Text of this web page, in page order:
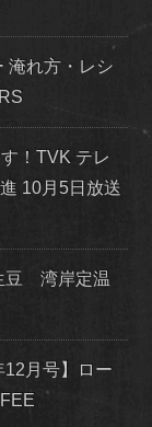
淹れ方・レシ
！TVK テレ
10月5日放送
豆 湾岸定温
12月号】ロー